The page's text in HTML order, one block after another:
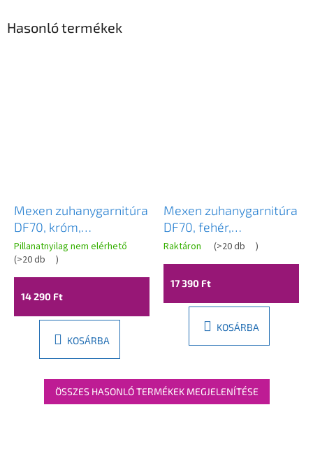
Hasonló termékek
Mexen zuhanygarnitúra
DF70, króm,
785704582-00
Pillanatnyilag nem elérhető
(>20 db )
14 290 Ft
KOSÁRBA
Mexen zuhanygarnitúra
DF70, fehér,
785704582-20
Raktáron (>20 db )
17 390 Ft
KOSÁRBA
ÖSSZES HASONLÓ TERMÉKEK MEGJELENÍTÉSE